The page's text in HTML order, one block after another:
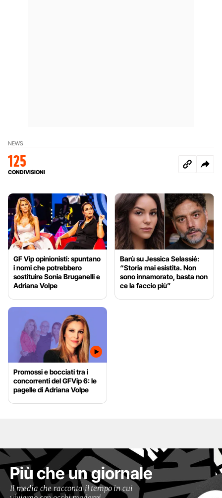
NEWS
125
CONDIVISIONI
GF Vip opinionisti: spuntano
i nomi che potrebbero
sostituire Sonia Bruganelli e
Adriana Volpe
Barù su Jessica Selassié:
“Storia mai esistita. Non
sono innamorato, basta non
ce la faccio più”
Promossi e bocciati tra i
concorrenti del GFVip 6: le
pagelle di Adriana Volpe
Più che un giornale
Il media che racconta il tempo in cui